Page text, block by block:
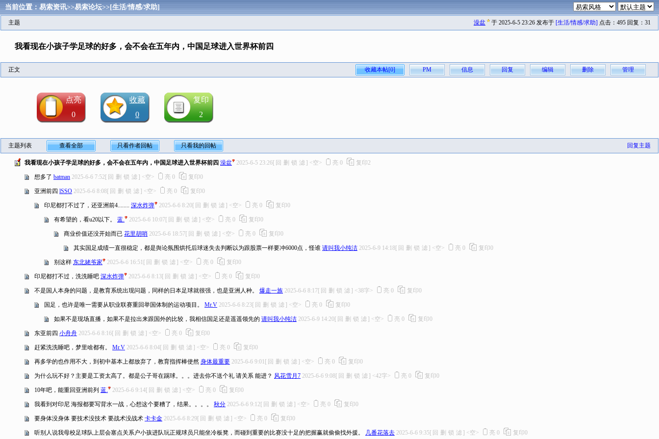
当前位置：易索资讯>>易索论坛>>[生活/情感/求助]
主题 澡盆 于 2025-6-5 23:26 发布于 [生活/情感/求助] 点击：495 回复：31
我看现在小孩子学足球的好多，会不会在五年内，中国足球进入世界杯前四
正文 收藏本帖[0] PM 信息 回复 编辑 删除 管理
点亮
0
收藏
0
复印
2
主题列表 查看全部 只看作者回帖 只看我的回帖 回复主题
我看现在小孩子学足球的好多，会不会在五年内，中国足球进入世界杯前四 澡盆 2025-6-5 23:26[ 回 删 锁 滤 ] <空> 亮 0 复印2
想多了 batman 2025-6-6 7:52 [ 回 删 锁 滤 ] <空> 亮 0 复印0
亚洲前四 lSSO 2025-6-6 8:08[ 回 删 锁 滤 ] <空> 亮 0 复印0
印尼都打不过了，还亚洲前4........ 深水炸弹 2025-6-6 8:20[ 回 删 锁 滤 ] <空> 亮 0 复印0
有希望的，看u20以下。 蓝. 2025-6-6 10:07[ 回 删 锁 滤 ] <空> 亮 0 复印0
商业价值还没开始而已 花里胡哨 2025-6-6 18:57[ 回 删 锁 滤 ] <空> 亮 0 复印0
其实国足成绩一直很稳定，都是舆论氛围烘托后球迷失去判断以为跟股票一样要冲6000点，怪谁 请叫我小纯洁 2025-6-9 14:18[ 回 删 锁 滤 ] <空> 亮 0 复印0
别这样 东北姥爷家 2025-6-6 16:51 [ 回 删 锁 滤 ] <空> 亮 0 复印0
印尼都打不过，洗洗睡吧 深水炸弹 2025-6-6 8:13[ 回 删 锁 滤 ] <空> 亮 0 复印0
不是国人本身的问题，是教育系统出现问题，同样的日本足球就很强，也是亚洲人种。 爆走一族 2025-6-6 8:17[ 回 删 锁 滤 ] <38字> 亮 0 复印0
国足，也许是唯一需要从职业联赛重回举国体制的运动项目。 Mr.V 2025-6-6 8:23[ 回 删 锁 滤 ] <空> 亮 0 复印0
如果不是现场直播，如果不是拉出来跟国外的比较，我相信国足还是遥遥领先的 请叫我小纯洁 2025-6-9 14:20[ 回 删 锁 滤 ] <空> 亮 0 复印0
东亚前四 小舟舟 2025-6-6 8:16[ 回 删 锁 滤 ] <空> 亮 0 复印0
赶紧洗洗睡吧，梦里啥都有。 Mr.V 2025-6-6 8:04[ 回 删 锁 滤 ] <空> 亮 0 复印0
再多学的也作用不大，到初中基本上都放弃了，教育指挥棒使然 身体最重要 2025-6-6 9:01 [ 回 删 锁 滤 ] <空> 亮 0 复印0
为什么玩不好？主要是工资太高了。都是公子哥在踢球。。。进去你不送个礼 请关系 能进？ 风花雪月7 2025-6-6 9:08[ 回 删 锁 滤 ] <42字> 亮 0 复印0
10年吧，能重回亚洲前列 蓝. 2025-6-6 9:14[ 回 删 锁 滤 ] <空> 亮 0 复印0
我看到对印尼 海报都要写背水一战，心想这个要糟了，结果。。。。 秋分 2025-6-6 9:12 [ 回 删 锁 滤 ] <空> 亮 0 复印0
要身体没身体 要技术没技术 要战术没战术 卡卡金 2025-6-6 8:29[ 回 删 锁 滤 ] <空> 亮 0 复印0
听别人说我母校足球队上层会塞点关系户小孩进队玩正规球员只能坐冷板凳，而碰到重要的比赛没十足的把握赢就偷偷找外援。 几番花落去 2025-6-6 9:35[ 回 删 锁 滤 ] <空> 亮 0 复印0